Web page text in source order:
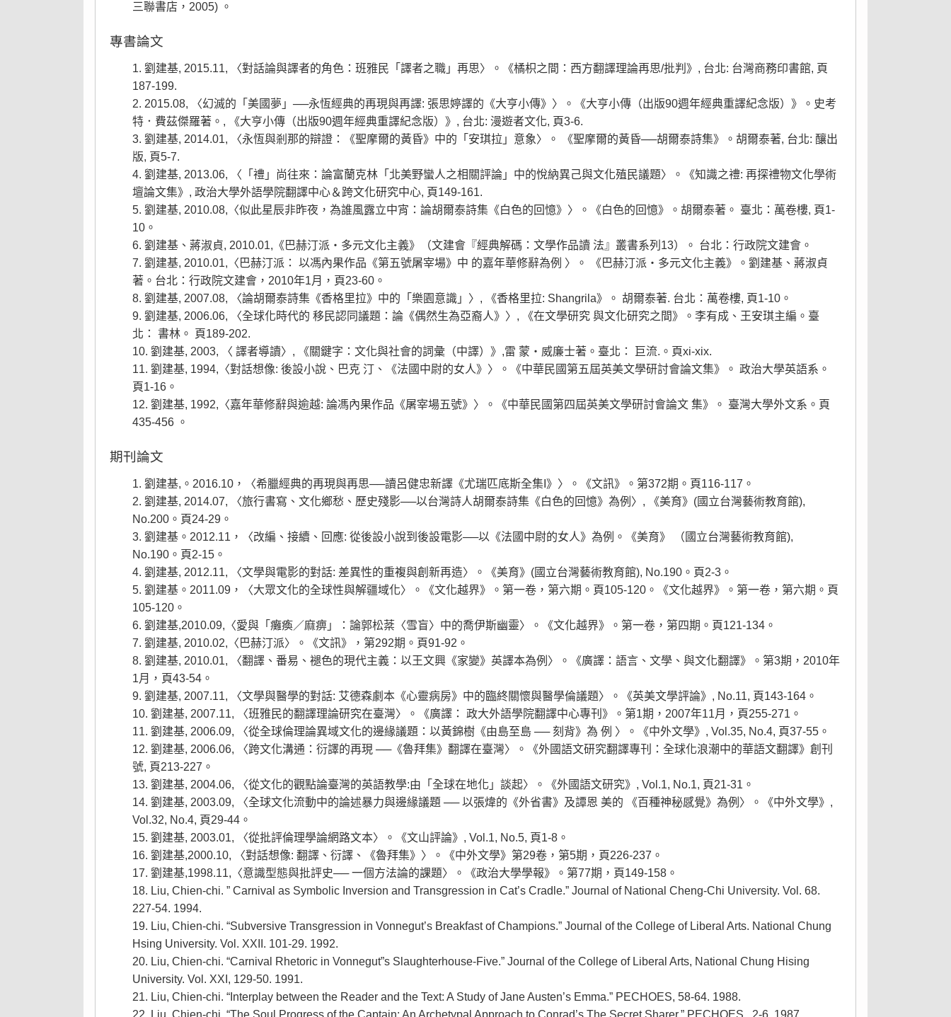
三聯書店，2005) 。
專書論文
劉建基, 2015.11, 〈對話論與譯者的角色：班雅民「譯者之職」再思〉。《橘枳之間：西方翻譯理論再思/批判》, 台北: 台灣商務印書館, 頁
187-199.
2015.08, 〈幻滅的「美國夢」──永恆經典的再現與再譯: 張思婷譯的《大亨小傳》〉。《大亨小傳（出版90週年經典重譯紀念版）》。史考
特．費茲傑羅著。, 《大亨小傳（出版90週年經典重譯紀念版）》, 台北: 漫遊者文化, 頁3-6.
劉建基, 2014.01, 〈永恆與剎那的辯證：《聖摩爾的黃昏》中的「安琪拉」意象〉。 《聖摩爾的黃昏──胡爾泰詩集》。胡爾泰著, 台北: 釀出
版, 頁5-7.
劉建基, 2013.06, 〈「禮」尚往來：論富蘭克林「北美野蠻人之相關評論」中的悅納異己與文化殖民議題〉。《知識之禮: 再探禮物文化學術
壇論文集》, 政治大學外語學院翻譯中心＆跨文化研究中心, 頁149-161.
劉建基, 2010.08,〈似此星辰非昨夜，為誰風露立中宵：論胡爾泰詩集《白色的回憶》〉。《白色的回憶》。胡爾泰著。 臺北：萬卷樓, 頁1-
10。
劉建基、蔣淑貞, 2010.01,《巴赫汀派‧多元文化主義》（文建會『經典解碼：文學作品讀 法』叢書系列13）。 台北：行政院文建會。
劉建基, 2010.01,〈巴赫汀派： 以馮內果作品《第五號屠宰場》中 的嘉年華修辭為例 〉。 《巴赫汀派‧多元文化主義》。劉建基、蔣淑貞
著。台北：行政院文建會，2010年1月，頁23-60。
劉建基, 2007.08, 〈論胡爾泰詩集《香格里拉》中的「樂園意識」〉, 《香格里拉: Shangrila》。 胡爾泰著. 台北：萬卷樓, 頁1-10。
劉建基, 2006.06, 〈全球化時代的 移民認同議題：論《偶然生為亞裔人》〉, 《在文學研究 與文化研究之間》。李有成、王安琪主編。臺
北： 書林。 頁189-202.
劉建基, 2003, 〈 譯者導讀〉, 《關鍵字：文化與社會的詞彙（中譯）》,雷 蒙‧威廉士著。臺北： 巨流.。頁xi-xix.
劉建基, 1994,〈對話想像: 後設小說、巴克 汀、《法國中尉的女人》〉。《中華民國第五屆英美文學研討會論文集》。 政治大學英語系。
頁1-16。
劉建基, 1992,〈嘉年華修辭與逾越: 論馮內果作品《屠宰場五號》〉。《中華民國第四屆英美文學研討會論文 集》。 臺灣大學外文系。頁
435-456 。
期刊論文
劉建基,。2016.10，〈希臘經典的再現與再思──讀呂健忠新譯《尤瑞匹底斯全集I》〉。《文訊》。第372期。頁116-117。
劉建基, 2014.07, 〈旅行書寫、文化鄉愁、歷史殘影──以台灣詩人胡爾泰詩集《白色的回憶》為例〉, 《美育》(國立台灣藝術教育館),
No.200。頁24-29。
劉建基。2012.11，〈改編、接續、回應: 從後設小說到後設電影──以《法國中尉的女人》為例。《美育》 （國立台灣藝術教育館),
No.190。頁2-15。
劉建基, 2012.11, 〈文學與電影的對話: 差異性的重複與創新再造〉。《美育》(國立台灣藝術教育館), No.190。頁2-3。
劉建基。2011.09，〈大眾文化的全球性與解疆域化〉。《文化越界》。第一卷，第六期。頁105-120。《文化越界》。第一卷，第六期。頁
105-120。
劉建基,2010.09,〈愛與「癱瘓／麻痹」：論郭松棻〈雪盲〉中的喬伊斯幽靈〉。《文化越界》。第一卷，第四期。頁121-134。
劉建基, 2010.02,〈巴赫汀派〉。《文訊》，第292期。頁91-92。
劉建基, 2010.01, 〈翻譯、番易、褪色的現代主義：以王文興《家變》英譯本為例〉。《廣譯：語言、文學、與文化翻譯》。第3期，2010年
1月，頁43-54。
劉建基, 2007.11, 〈文學與醫學的對話: 艾德森劇本《心靈病房》中的臨終關懷與醫學倫議題〉。《英美文學評論》, No.11, 頁143-164。
劉建基, 2007.11, 〈班雅民的翻譯理論研究在臺灣〉。《廣譯： 政大外語學院翻譯中心專刊》。第1期，2007年11月，頁255-271。
劉建基, 2006.09, 〈從全球倫理論異域文化的邊緣議題：以黃錦樹《由島至島 ── 刻背》為 例 〉。《中外文學》, Vol.35, No.4, 頁37-55。
劉建基, 2006.06, 〈跨文化溝通：衍譯的再現 ──《魯拜集》翻譯在臺灣〉。《外國語文研究翻譯專刊：全球化浪潮中的華語文翻譯》創刊
號, 頁213-227。
劉建基, 2004.06, 〈從文化的觀點論臺灣的英語教學:由「全球在地化」談起〉。《外國語文研究》, Vol.1, No.1, 頁21-31。
劉建基, 2003.09, 〈全球文化流動中的論述暴力與邊緣議題 ── 以張煒的《外省書》及譚恩 美的 《百種神秘感覺》為例〉。《中外文學》,
Vol.32, No.4, 頁29-44。
劉建基, 2003.01, 〈從批評倫理學論網路文本〉。《文山評論》, Vol.1, No.5, 頁1-8。
劉建基,2000.10, 〈對話想像: 翻譯、衍譯、《魯拜集》〉。《中外文學》第29卷，第5期，頁226-237。
劉建基,1998.11,〈意識型態與批評史── 一個方法論的課題〉。《政治大學學報》。第77期，頁149-158。
Liu, Chien-chi. ” Carnival as Symbolic Inversion and Transgression in Cat’s Cradle.” Journal of National Cheng-Chi University. Vol. 68.
227-54. 1994.
Liu, Chien-chi. “Subversive Transgression in Vonnegut’s Breakfast of Champions.” Journal of the College of Liberal Arts. National Chung
Hsing University. Vol. XXII. 101-29. 1992.
Liu, Chien-chi. “Carnival Rhetoric in Vonnegut”s Slaughterhouse-Five.” Journal of the College of Liberal Arts, National Chung Hising
University. Vol. XXI, 129-50. 1991.
Liu, Chien-chi. “Interplay between the Reader and the Text: A Study of Jane Austen’s Emma.” PECHOES, 58-64. 1988.